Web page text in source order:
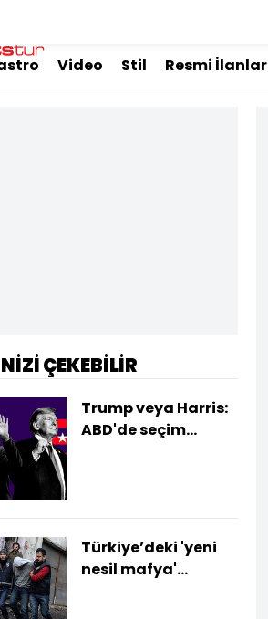
Video Stil Resmi İlanlar
ÇEKEBİLİR
Trump veya Harris:
ABD'de seçim
Türkiye’deki 'yeni
nesil mafya'